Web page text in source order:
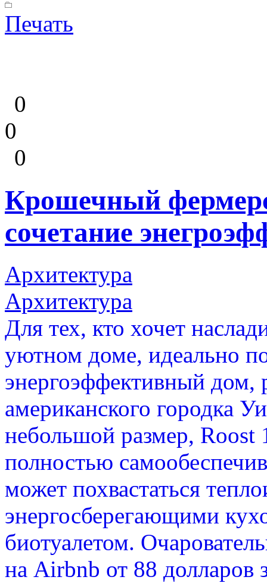
Печать
0
0
0
Крошечный
сочетание
Архитектура
Архитектура
Для тех, кто хочет
уютном доме, идеально
энергоэффективный дом,
американского городка
небольшой размер, Roost
полностью
может похвастаться
энергосберегающими
биотуалетом.
на Airbnb от 88 долларов